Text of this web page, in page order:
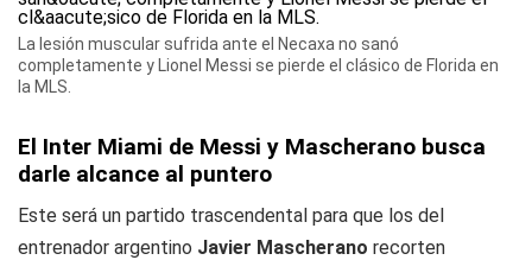
La lesión muscular sufrida ante el Necaxa no sanó
completamente y Lionel Messi se pierde el clásico de Florida en
la MLS.
El Inter Miami de Messi y Mascherano busca
darle alcance al puntero
Este será un partido trascendental para que los del
entrenador argentino Javier Mascherano recorten